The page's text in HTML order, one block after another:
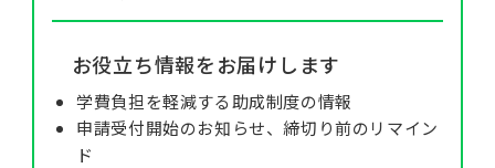
お役立ち情報をお届けします
学費負担を軽減する助成制度の情報
申請受付開始のお知らせ、締切り前のリマイン
ド